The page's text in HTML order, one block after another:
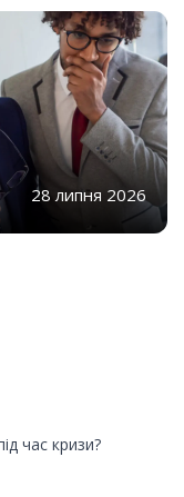
28 липня 2026
час кризи?